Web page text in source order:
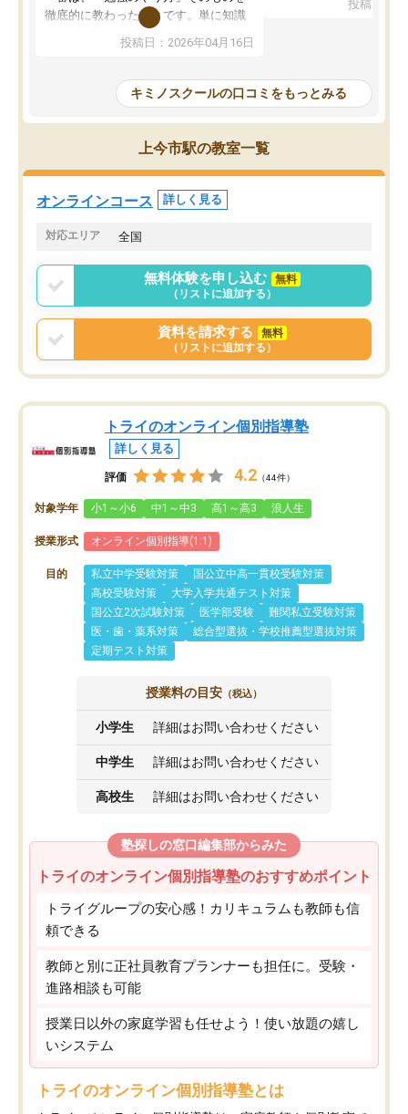
徹底的に教わったことです。単に知識
を詰め込むのではなく、自学自習の習
慣が身につくよう並走してくれるの
はなくなりました。
講師の方との距離も近く、親身なコー
チングのおかげで、停滞期もモチベー
ションを維持できました。「やらされ
る勉強」から「目標のための勉強」へ
意識が変わったことが、目標校への合
投稿日：2026年04月16日
を明確にしてくれるの
の仕方をコーチングして
ルなので、家での学習習
身につきました。結果と
た。自分から学ぶ姿勢を
投稿日：
キミノスクールの口コミをもっとみる
上今市駅の教室一覧
オンラインコース 詳しく見る
対応エリア 全国
無料体験を申し込む
無料
（リストに追加する）
資料を請求する
無料
（リストに追加する）
トライのオンライン個別指導塾
詳しく見る
評価 4.2 （44件）
対象学年 小1～小6 中1～中3 高1～高3 浪人生
授業形式 オンライン個別指導(1:1)
目的 私立中学受験対策
国公立中高一貫校受験対策
高校受験対策
大学入学共通テスト対策
国公立2次試験対策
医学部受験
難関私立受験対策
医・歯・薬系対策
総合型選抜・学校推薦型選抜対策
定期テスト対策
授業料の目安 （税込）
小学生 詳細はお問い合わせください
中学生 詳細はお問い合わせください
高校生 詳細はお問い合わせください
塾探しの窓口編集部からみた
トライのオンライン個別指導塾のおすすめポイント
トライグループの安心感！カリキュラムも教師も信
頼できる
教師と別に正社員教育プランナーも担任に。受験・
進路相談も可能
授業日以外の家庭学習も任せよう！使い放題の嬉し
いシステム
トライのオンライン個別指導塾とは